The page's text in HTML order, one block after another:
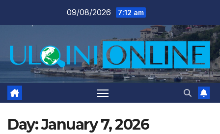
09/08/2026 7:12 am
Day:January 7, 2026